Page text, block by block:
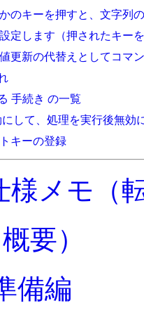
のキーを押すと、文字列
定します（押されたキー
更新の代替えとしてコマ
手続き の一覧
して、処理を実行後無効
キーの登録
メモ（
要）
編